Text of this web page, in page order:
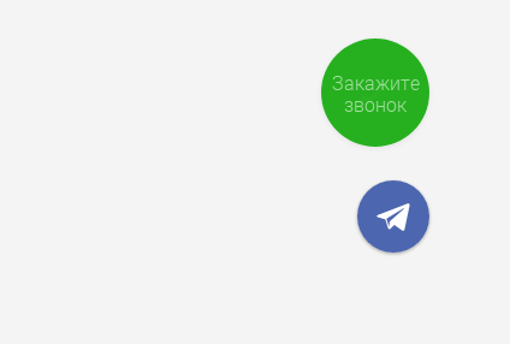
Закажите
звонок